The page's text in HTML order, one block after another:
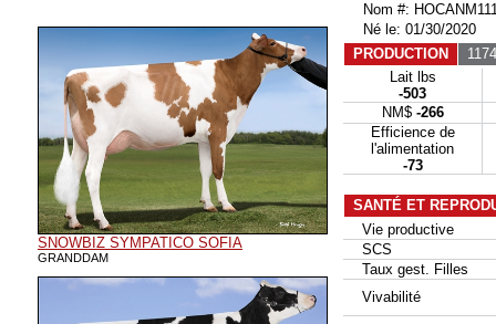
SNOWBIZ SYMPATICO SOFIA
GRANDDAM
Nom #:
Né le: 01/30/2020
PRODUCTION
Lait lbs
-503
NM$ -266
Efficience de
l'alimentation
-73
SANTÉ ET
Vie productive
SCS
Taux gest. Filles
Vivabilité